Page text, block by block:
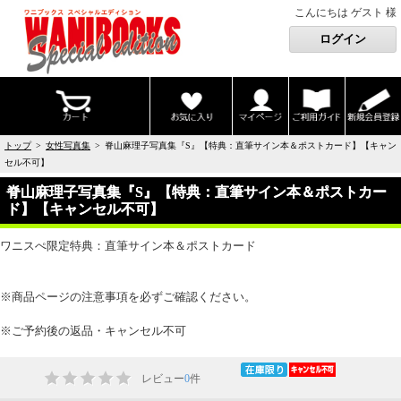
こんにちは ゲスト 様
トップ> 女性写真集 > 脊山麻理子写真集『S』【特典：直筆サイン本＆ポストカード】【キャン
セル不可】
脊山麻理子写真集『S』【特典：直筆サイン本＆ポストカー
ド】【キャンセル不可】
ワニスぺ限定特典：直筆サイン本＆ポストカード
※商品ページの注意事項を必ずご確認ください。
※ご予約後の返品・キャンセル不可
レビュー0件